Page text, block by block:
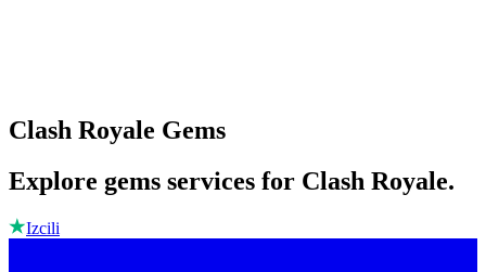
Clash Royale Gems
Explore gems services for Clash Royale.
Izcili